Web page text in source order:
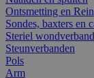
Ontsmetting en
Sondes, baxters en
Steriel wondverband
Steunverbanden
Pols
Arm